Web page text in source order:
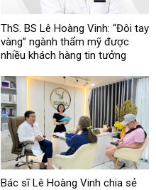
ThS. BS Lê Hoàng Vinh: “Đôi tay
vàng” ngành thẩm mỹ được
nhiều khách hàng tin tưởng
Bác sĩ Lê Hoàng Vinh chia sẻ